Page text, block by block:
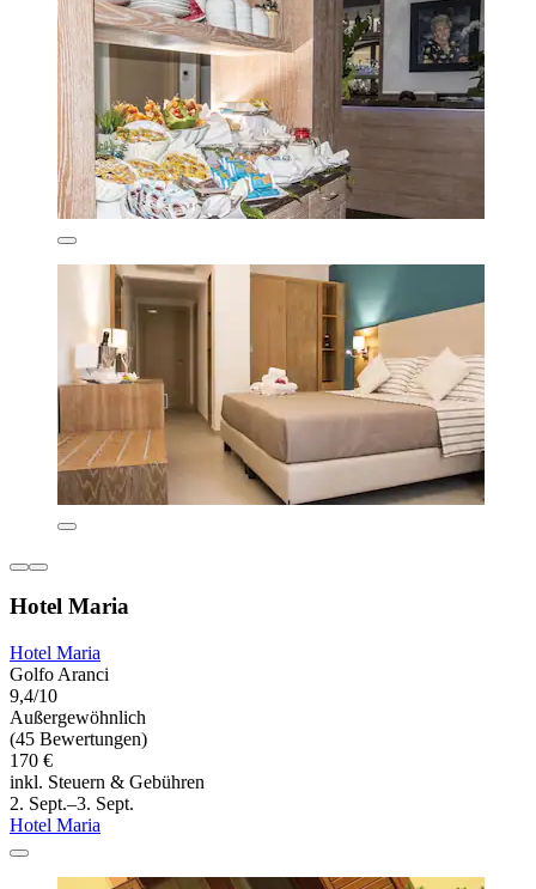
Hotel Maria
Hotel Maria
Golfo Aranci
9,4/10
Außergewöhnlich
(45 Bewertungen)
170 €
inkl. Steuern & Gebühren
2. Sept.–3. Sept.
Hotel Maria